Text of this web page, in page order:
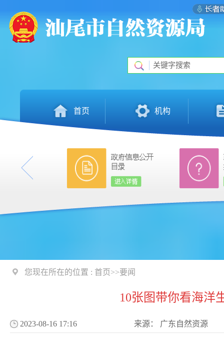
首页 机构
您现在所在的位置 : 首页>>要闻
10张图带你看海洋
2023-08-16 17:16 来源： 广东自然资源